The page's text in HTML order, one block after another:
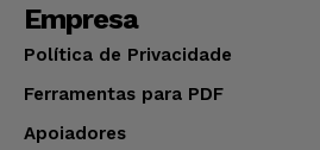
Empresa
Política de Privacidade
Ferramentas para PDF
Apoiadores